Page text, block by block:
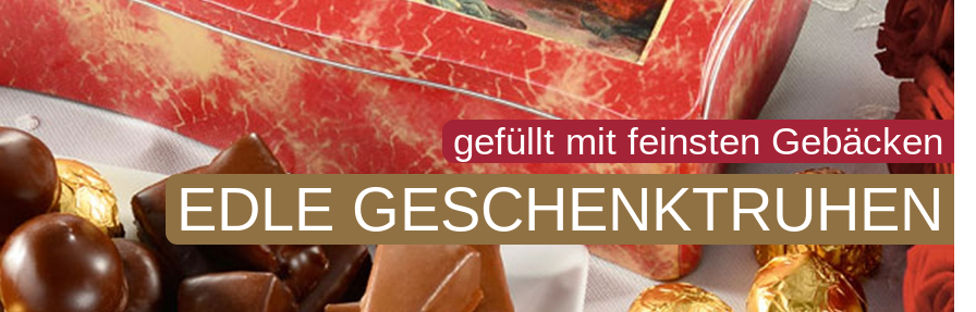
gefüllt mit feinsten Gebäcken
EDLE GESCHENKTRUHEN